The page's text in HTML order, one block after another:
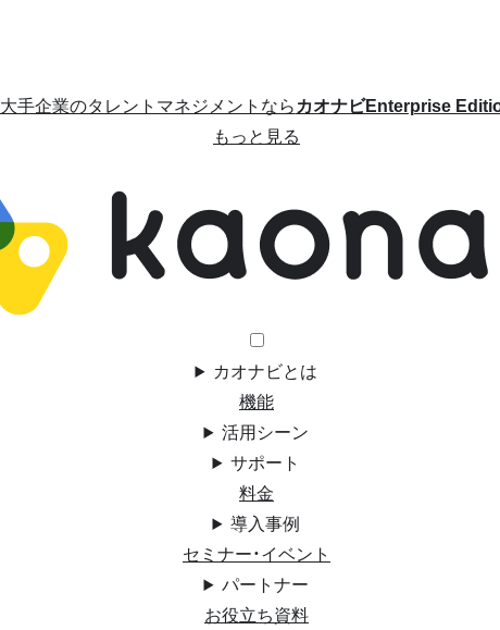
大手企業のタレントマネジメントならカオナビEnterprise
もっと見る
カオナビとは
機能
活用シーン
サポート
料金
導入事例
セミナー・イベント
パートナー
お役立ち資料